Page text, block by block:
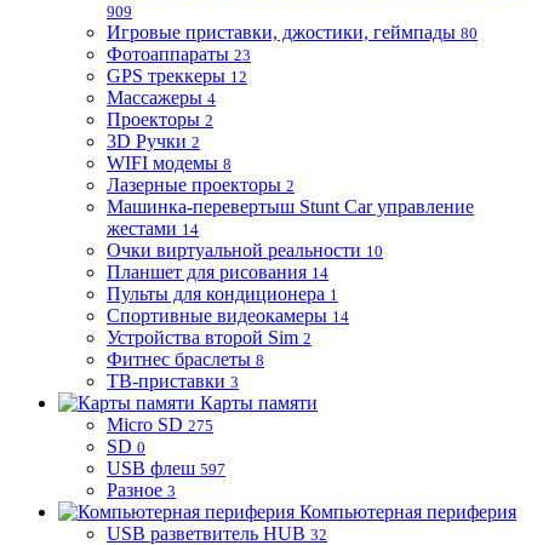
909
Игровые приставки, джостики, геймпады 80
Фотоаппараты 23
GPS треккеры 12
Массажеры 4
Проекторы 2
3D Ручки 2
WIFI модемы 8
Лазерные проекторы 2
Машинка-перевертыш Stunt Car управление
жестами 14
Очки виртуальной реальности 10
Планшет для рисования 14
Пульты для кондиционера 1
Спортивные видеокамеры 14
Устройства второй Sim 2
Фитнес браслеты 8
ТВ-приставки 3
Карты памяти
Micro SD 275
SD 0
USB флеш 597
Разное 3
Компьютерная периферия
USB разветвитель HUB 32